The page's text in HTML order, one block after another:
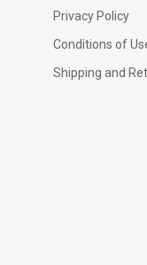
Privacy Policy
Conditions of
Shipping and